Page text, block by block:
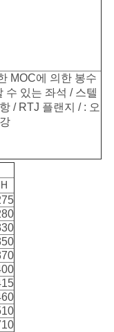
MOC에 의한 봉수
수 있는 좌석 / 스텔
/ RTJ 플랜지 / : 오
Ｈ